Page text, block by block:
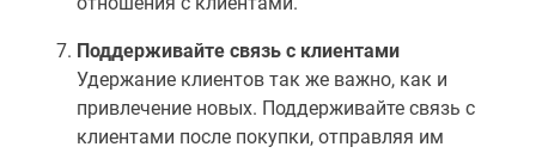
Поддерживайте связь с клиентами
Удержание клиентов так же важно, как и
привлечение новых. Поддерживайте связь с
клиентами после покупки, отправляя им